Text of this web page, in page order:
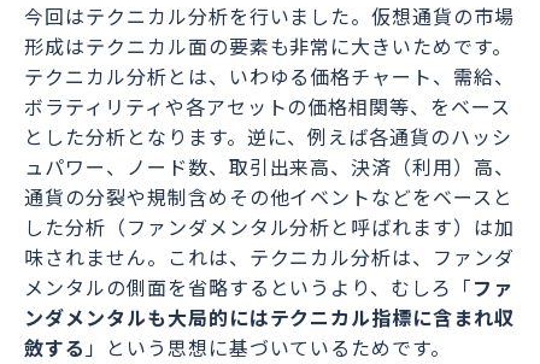
今回はテクニカル分析を行いました。仮想通貨の市場
形成はテクニカル面の要素も非常に大きいためです。
テクニカル分析とは、いわゆる価格チャート、需給、
ボラティリティや各アセットの価格相関等、をベース
とした分析となります。逆に、例えば各通貨のハッシ
ュパワー、ノード数、取引出来高、決済（利用）高、
通貨の分裂や規制含めその他イベントなどをベースと
した分析（ファンダメンタル分析と呼ばれます）は加
味されません。これは、テクニカル分析は、ファンダ
メンタルの側面を省略するというより、むしろ「ファ
ンダメンタルも大局的にはテクニカル指標に含まれ収
斂する」という思想に基づいているためです。